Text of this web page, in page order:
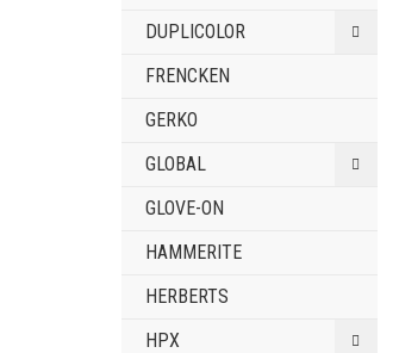
DUPLICOLOR
FRENCKEN
GERKO
GLOBAL
GLOVE-ON
HAMMERITE
HERBERTS
HPX